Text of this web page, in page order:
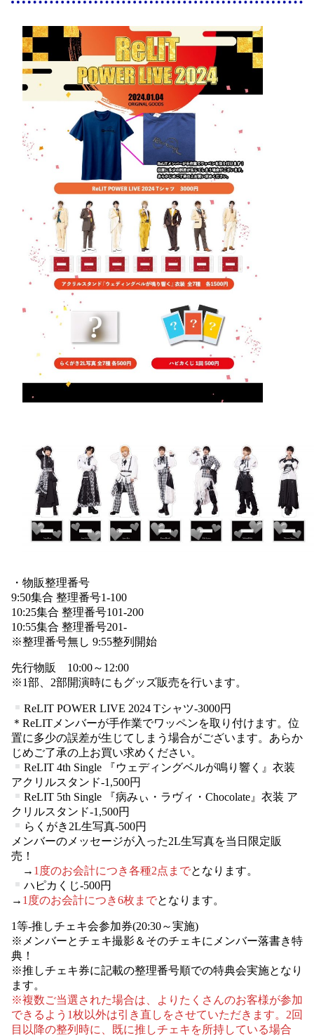
・物販整理番号
9:50集合 整理番号1-100
10:25集合 整理番号101-200
10:55集合 整理番号201-
※整理番号無し 9:55整列開始
先行物販 10:00～12:00
※1部、2部開演時にもグッズ販売を行います。
ReLIT POWER LIVE 2024 Tシャツ-3000円
＊ReLITメンバーが手作業でワッペンを取り付けます。位
置に多少の誤差が生じてしまう場合がございます。あらか
じめご了承の上お買い求めください。
ReLIT 4th Single 『ウェディングベルが鳴り響く』衣装
アクリルスタンド-1,500円
ReLIT 5th Single 『病みぃ・ラヴィ・Chocolate』衣装 ア
クリルスタンド-1,500円
らくがき2L生写真-500円
メンバーのメッセージが入った2L生写真を当日限定販
売！
→ 1度のお会計につき各種2点までとなります。
ハピカくじ-500円
→ 1度のお会計につき6枚までとなります。
1等-推しチェキ会参加券(20:30～実施)
※メンバーとチェキ撮影＆そのチェキにメンバー落書き特
典！
※推しチェキ券に記載の整理番号順での特典会実施となり
ます。
※複数ご当選された場合は、よりたくさんのお客様が参加
できるよう1枚以外は引き直しをさせていただきます。2回
目以降の整列時に、既に推しチェキを所持している場合